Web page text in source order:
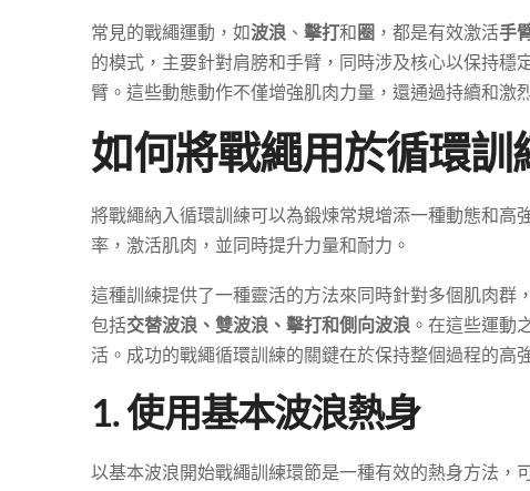
常見的戰繩運動，如波浪 、 擊打和圈 ，都是有效激活手
的模式，主要針對肩膀和手臂，同時涉及核心以保持
臂。這些動態動作不僅增強肌肉力量，還通過持續和激
如何將戰繩用於循環訓
將戰繩納入循環訓練可以為鍛煉常規增添一種動態和
率，激活肌肉，並同時提升力量和耐力。
這種訓練提供了一種靈活的方法來同時針對多個肌肉群
包括交替波浪、雙波浪、擊打和側向波浪 。在這些運動
活。成功的戰繩循環訓練的關鍵在於保持整個過程的高
1. 使用基本波浪熱身
以基本波浪開始戰繩訓練環節是一種有效的熱身方法